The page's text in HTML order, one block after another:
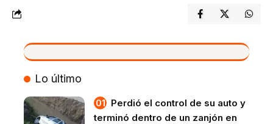
VIVO
Lo último
Perdió el control de su auto y
terminó dentro de un zanjón en